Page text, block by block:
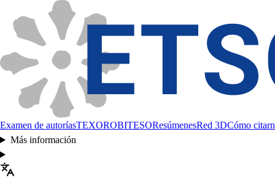
Examen de autoríasTEXOROBITESOResúmenesRed 3DCómo
Más información